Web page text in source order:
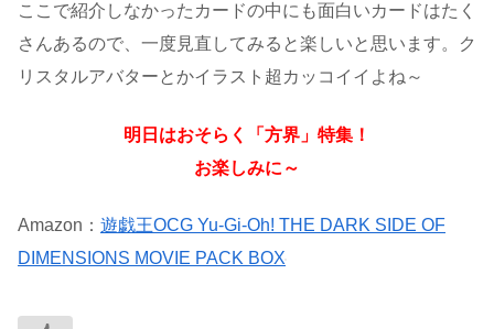
ここで紹介しなかったカードの中にも面白いカードはたく
さんあるので、一度見直してみると楽しいと思います。ク
リスタルアバターとかイラスト超カッコイイよね～
明日はおそらく「方界」特集！
お楽しみに～
Amazon： 遊戯王OCG Yu-Gi-Oh! THE DARK SIDE OF
DIMENSIONS MOVIE PACK BOX